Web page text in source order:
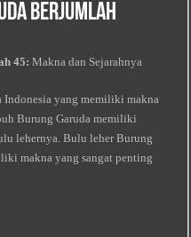
Berjumlah
45: Makna dan Sejarahnya
Indonesia yang memiliki makna
Burung Garuda memiliki
lehernya. Bulu leher Burung
makna yang sangat penting